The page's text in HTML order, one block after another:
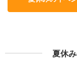
夏休